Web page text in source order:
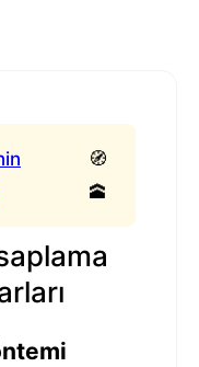
🧭
🕋